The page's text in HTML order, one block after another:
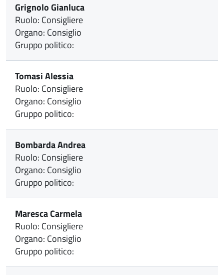
Grignolo Gianluca
Ruolo: Consigliere
Organo: Consiglio
Gruppo politico:
Tomasi Alessia
Ruolo: Consigliere
Organo: Consiglio
Gruppo politico:
Bombarda Andrea
Ruolo: Consigliere
Organo: Consiglio
Gruppo politico:
Maresca Carmela
Ruolo: Consigliere
Organo: Consiglio
Gruppo politico: